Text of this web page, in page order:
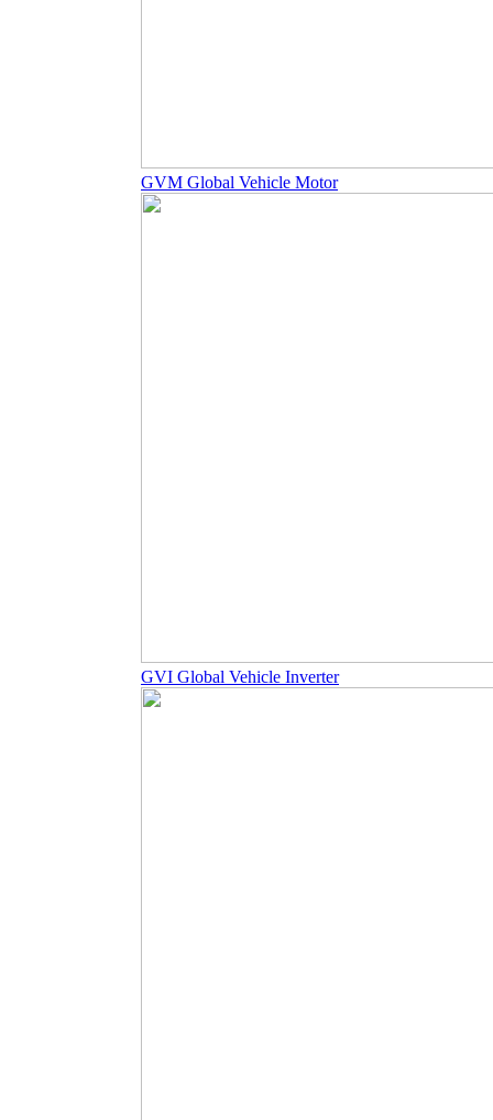
GVM Global Vehicle Motor
GVI Global Vehicle Inverter